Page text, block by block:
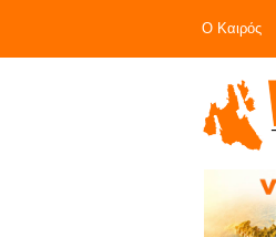
Ο Καιρός